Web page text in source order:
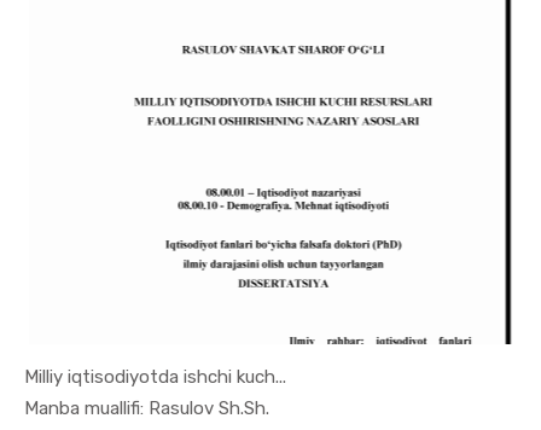
Milliy iqtisodiyotda ishchi kuch...
Manba muallifi: Rasulov Sh.Sh.
In Demogra...